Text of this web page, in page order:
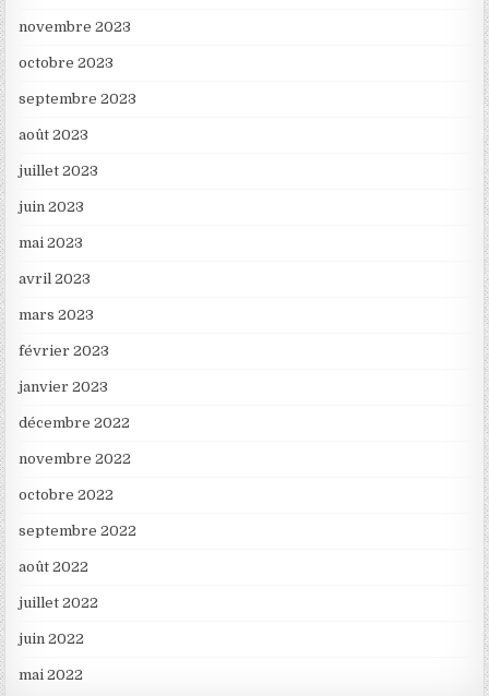
novembre 2023
octobre 2023
septembre 2023
août 2023
juillet 2023
juin 2023
mai 2023
avril 2023
mars 2023
février 2023
janvier 2023
décembre 2022
novembre 2022
octobre 2022
septembre 2022
août 2022
juillet 2022
juin 2022
mai 2022